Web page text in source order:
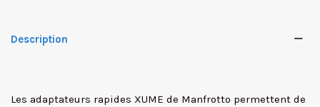
Description
Les adaptateurs rapides XUME de Manfrotto permettent de